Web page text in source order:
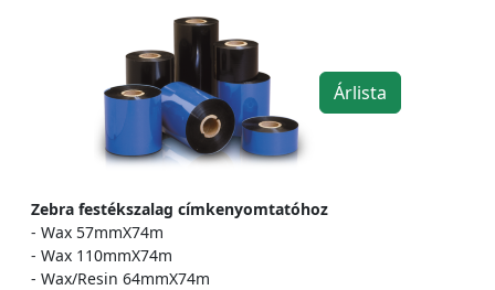
Árlista
Zebra festékszalag címkenyomtatóhoz
- Wax 57mmX74m
- Wax 110mmX74m
- Wax/Resin 64mmX74m